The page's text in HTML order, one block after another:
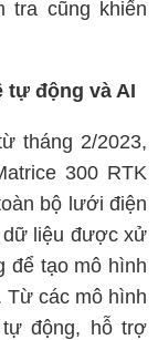
tra cũng khiến
động và AI
tháng 2/2023,
300 RTK
bộ lưới điện
dữ liệu được xử
để tạo mô hình
Từ các mô hình
động, hỗ trợ